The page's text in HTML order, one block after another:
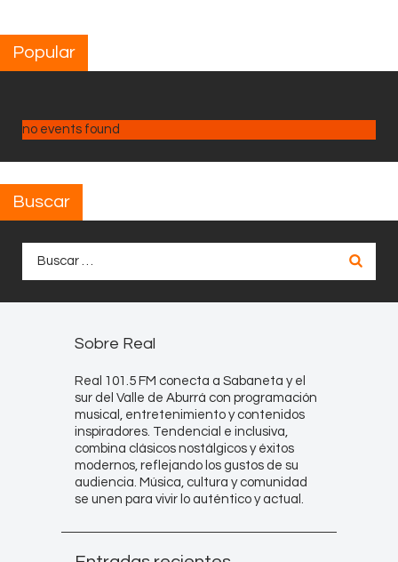
Popular
no events found
Buscar
Sobre Real
Real 101.5 FM conecta a Sabaneta y el
sur del Valle de Aburrá con programación
musical, entretenimiento y contenidos
inspiradores. Tendencial e inclusiva,
combina clásicos nostálgicos y éxitos
modernos, reflejando los gustos de su
audiencia. Música, cultura y comunidad
se unen para vivir lo auténtico y actual.